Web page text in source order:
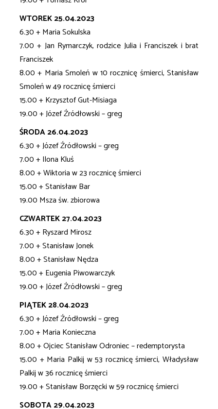
WTOREK 25.04.2023
6.30 + Maria Sokulska
7.00 + Jan Rymarczyk, rodzice Julia i Franciszek i brat
Franciszek
8.00 + Maria Smoleń w 10 rocznicę śmierci, Stanisław
Smoleń w 49 rocznicę śmierci
15.00 + Krzysztof Gut-Misiaga
19.00 + Józef Źródłowski – greg
ŚRODA 26.04.2023
6.30 + Józef Źródłowski – greg
7.00 + Ilona Kluś
8.00 + Wiktoria w 23 rocznicę śmierci
15.00 + Stanisław Bar
19.00 Msza św. zbiorowa
CZWARTEK 27.04.2023
6.30 + Ryszard Mirosz
7.00 + Stanisław Jonek
8.00 + Stanisław Nędza
15.00 + Eugenia Piwowarczyk
19.00 + Józef Źródłowski – greg
PIĄTEK 28.04.2023
6.30 + Józef Źródłowski – greg
7.00 + Maria Konieczna
8.00 + Ojciec Stanisław Odroniec – redemptorysta
15.00 + Maria Palkij w 53 rocznicę śmierci, Władysław
Palkij w 36 rocznicę śmierci
19.00 + Stanisław Borzęcki w 59 rocznicę śmierci
SOBOTA 29.04.2023